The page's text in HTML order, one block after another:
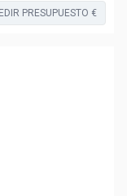
PRESUPUESTO €